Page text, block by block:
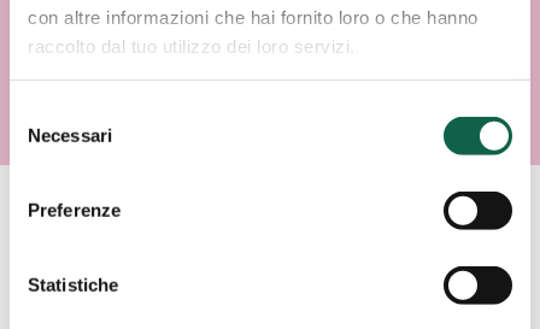
con altre informazioni che hai fornito loro o che hanno
raccolto dal tuo utilizzo dei loro servizi.
del
consenso
Necessari
Preferenze
Statistiche